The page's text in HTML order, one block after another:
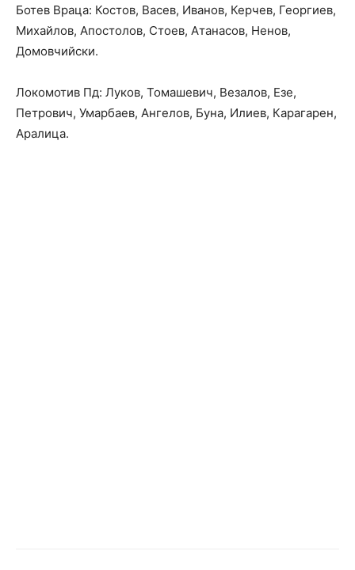
Ботев Враца: Костов, Васев, Иванов, Керчев, Георгиев,
Михайлов, Апостолов, Стоев, Атанасов, Ненов,
Домовчийски.
Локомотив Пд: Луков, Томашевич, Везалов, Езе,
Петрович, Умарбаев, Ангелов, Буна, Илиев, Карагарен,
Аралица.